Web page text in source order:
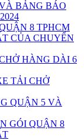
BẢNG BÁO
8 TPHCM
CỦA CHUYỂN
HÀNG DÀI 6
TẢI CHỞ
QUẬN 5 VÀ
GÓI QUẬN 8